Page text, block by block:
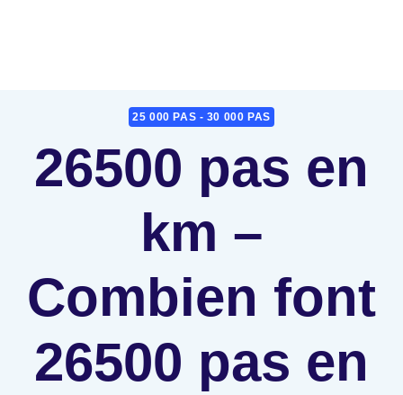
25 000 PAS - 30 000 PAS
26500 pas en
km –
Combien font
26500 pas en